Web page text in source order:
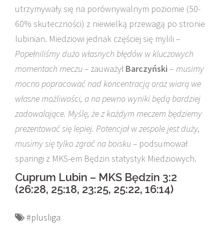
utrzymywały się na porównywalnym poziomie (50-
60% skuteczności) z niewielką przewagą po stronie
lubinian. Miedziowi jednak częściej się mylili –
Popełniliśmy dużo własnych błędów w kluczowych
momentach meczu – zauważył Barczyński – musimy
mocno popracować nad koncentracją oraz wiarą we
własne możliwości, a na pewno wyniki będą bardziej
zadowalające. Myślę, że z każdym meczem będziemy
prezentować się lepiej. Potencjał w zespole jest duży,
musimy się tylko zgrać na boisku – podsumował
sparingi z MKS-em Będzin statystyk Miedziowych.
Cuprum Lubin – MKS Będzin 3:2
(26:28, 25:18, 23:25, 25:22, 16:14)
#plusliga